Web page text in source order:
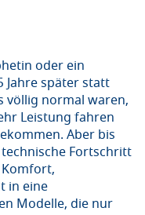
oder ein
Jahre später statt
völlig normal waren,
Leistung fahren
Aber bis
Fortschritt
in eine
Modelle, die nur